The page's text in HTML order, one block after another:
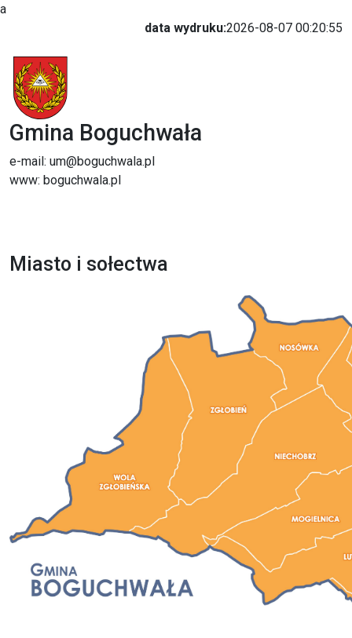
a
data wydruku:2026-08-07 00:20:55
Gmina Boguchwała
e-mail: um@boguchwala.pl
www: boguchwala.pl
Miasto i sołectwa